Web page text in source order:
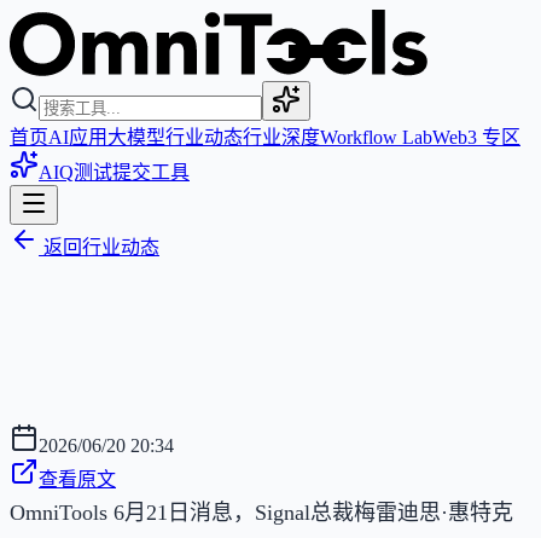
首页AI应用 大模型行业动态行业深度Workflow LabWeb3 专区
AIQ测试提交工具
返回行业动态
2026/06/20 20:34
查看原文
OmniTools 6月21日消息，Signal总裁梅雷迪思·惠特克